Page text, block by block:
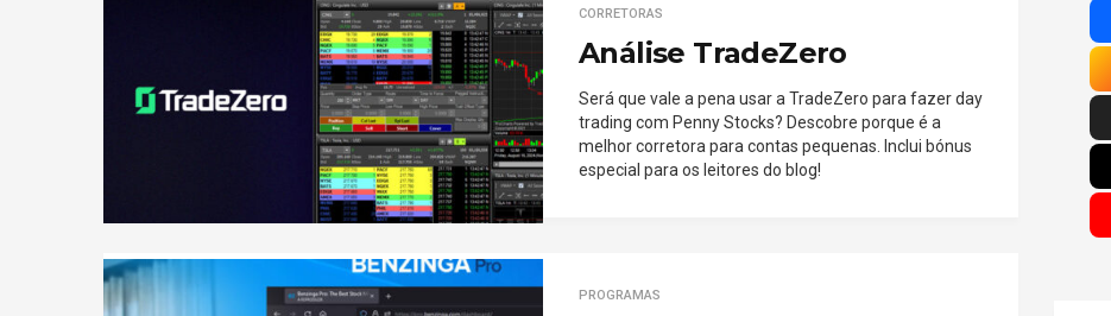
CORRETORAS
Análise TradeZero
Será que vale a pena usar a TradeZero para fazer day
trading com Penny Stocks? Descobre porque é a
melhor corretora para contas pequenas. Inclui bónus
especial para os leitores do blog!
PROGRAMAS